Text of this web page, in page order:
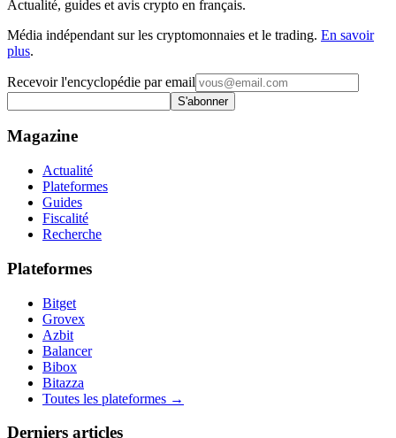
Actualité, guides et avis crypto en français.
Média indépendant sur les cryptomonnaies et le trading. En savoir
plus.
Recevoir l'encyclopédie par email
S'abonner
Magazine
Actualité
Plateformes
Guides
Fiscalité
Recherche
Plateformes
Bitget
Grovex
Azbit
Balancer
Bibox
Bitazza
Toutes les plateformes →
Derniers articles